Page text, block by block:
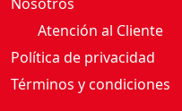
Atención al Cliente
Política de privacidad
Términos y condiciones